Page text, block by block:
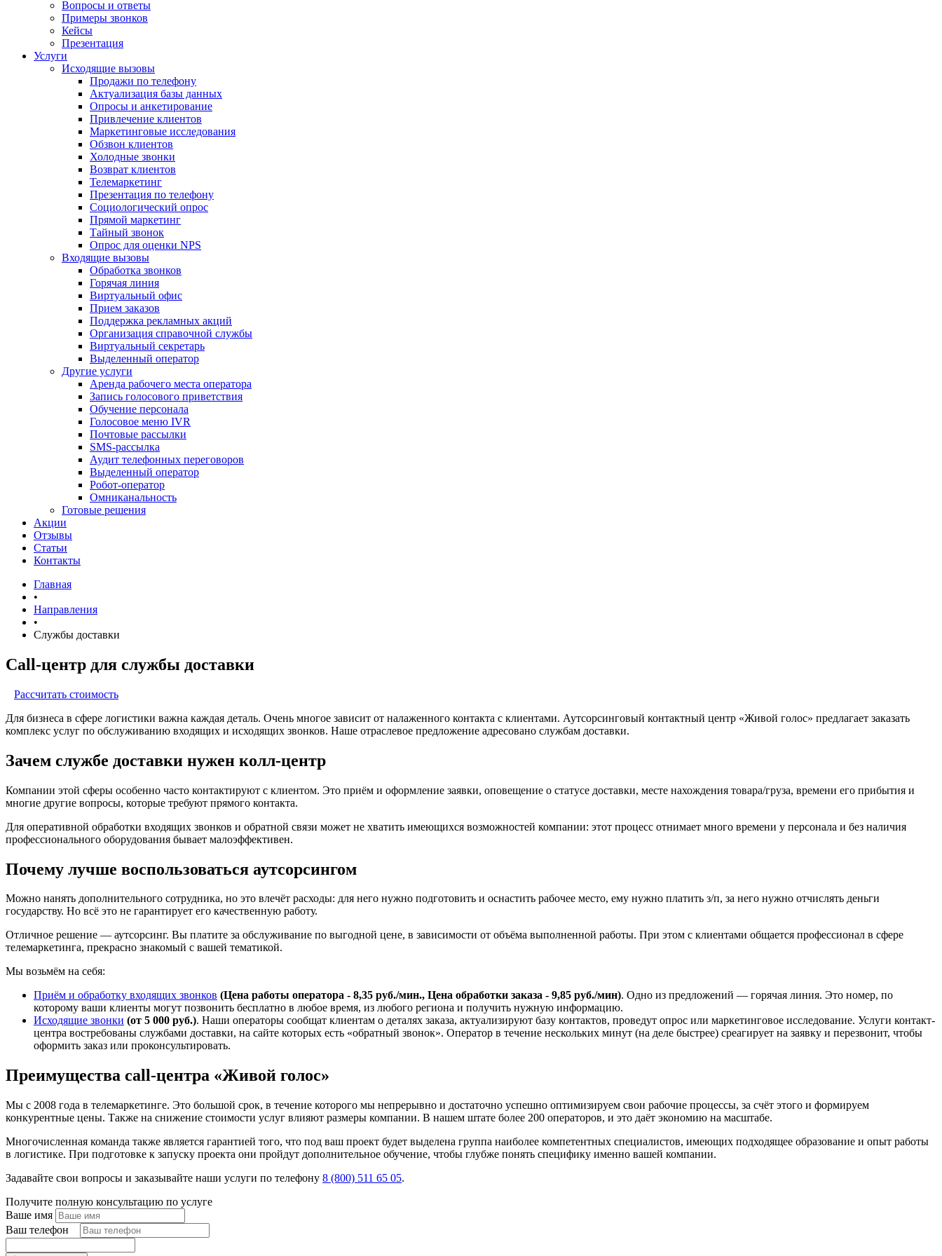
Вопросы и ответы
Примеры звонков
Кейсы
Презентация
Услуги
Исходящие вызовы
Продажи по телефону
Актуализация базы данных
Опросы и анкетирование
Привлечение клиентов
Маркетинговые исследования
Обзвон клиентов
Холодные звонки
Возврат клиентов
Телемаркетинг
Презентация по телефону
Социологический опрос
Прямой маркетинг
Тайный звонок
Опрос для оценки NPS
Входящие вызовы
Обработка звонков
Горячая линия
Виртуальный офис
Прием заказов
Поддержка рекламных акций
Организация справочной службы
Виртуальный секретарь
Выделенный оператор
Другие услуги
Аренда рабочего места оператора
Запись голосового приветствия
Обучение персонала
Голосовое меню IVR
Почтовые рассылки
SMS-рассылка
Аудит телефонных переговоров
Выделенный оператор
Робот-оператор
Омниканальность
Готовые решения
Акции
Отзывы
Статьи
Контакты
Главная
•
Направления
•
Службы доставки
Call-центр для службы доставки
Рассчитать стоимость
Для бизнеса в сфере логистики важна каждая деталь. Очень многое зависит от налаженного контакта с клиентами. Аутсорсинговый контактный центр «Живой голос» предлагает заказать
комплекс услуг по обслуживанию входящих и исходящих звонков. Наше отраслевое предложение адресовано службам доставки.
Зачем службе доставки нужен колл-центр
Компании этой сферы особенно часто контактируют с клиентом. Это приём и оформление заявки, оповещение о статусе доставки, месте нахождения товара/груза, времени его прибытия и
многие другие вопросы, которые требуют прямого контакта.
Для оперативной обработки входящих звонков и обратной связи может не хватить имеющихся возможностей компании: этот процесс отнимает много времени у персонала и без наличия
профессионального оборудования бывает малоэффективен.
Почему лучше воспользоваться аутсорсингом
Можно нанять дополнительного сотрудника, но это влечёт расходы: для него нужно подготовить и оснастить рабочее место, ему нужно платить з/п, за него нужно отчислять деньги
государству. Но всё это не гарантирует его качественную работу.
Отличное решение — аутсорсинг. Вы платите за обслуживание по выгодной цене, в зависимости от объёма выполненной работы. При этом с клиентами общается профессионал в сфере
телемаркетинга, прекрасно знакомый с вашей тематикой.
Мы возьмём на себя:
Приём и обработку входящих звонков (Цена работы оператора - 8,35 руб./мин., Цена обработки заказа - 9,85 руб./мин). Одно из предложений — горячая линия. Это номер, по
которому ваши клиенты могут позвонить бесплатно в любое время, из любого региона и получить нужную информацию.
Исходящие звонки (от 5 000 руб.). Наши операторы сообщат клиентам о деталях заказа, актуализируют базу контактов, проведут опрос или маркетинговое исследование. Услуги контакт-
центра востребованы службами доставки, на сайте которых есть «обратный звонок». Оператор в течение нескольких минут (на деле быстрее) среагирует на заявку и перезвонит, чтобы
оформить заказ или проконсультировать.
Преимущества call-центра «Живой голос»
Мы с 2008 года в телемаркетинге. Это большой срок, в течение которого мы непрерывно и достаточно успешно оптимизируем свои рабочие процессы, за счёт этого и формируем
конкурентные цены. Также на снижение стоимости услуг влияют размеры компании. В нашем штате более 200 операторов, и это даёт экономию на масштабе.
Многочисленная команда также является гарантией того, что под ваш проект будет выделена группа наиболее компетентных специалистов, имеющих подходящее образование и опыт работы
в логистике. При подготовке к запуску проекта они пройдут дополнительное обучение, чтобы глубже понять специфику именно вашей компании.
Задавайте свои вопросы и заказывайте наши услуги по телефону 8 (800) 511 65 05.
Получите полную консультацию по услуге
Ваше имя
Ваш телефон